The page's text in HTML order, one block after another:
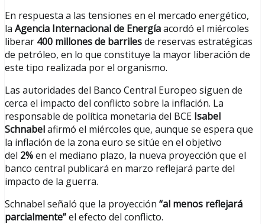
En respuesta a las tensiones en el mercado energético,
la Agencia Internacional de Energíaacordó el miércoles
liberar 400 millones de barrilesde reservas estratégicas
de petróleo, en lo que constituye la mayor liberación de
este tipo realizada por el organismo.
Las autoridades del Banco Central Europeo siguen de
cerca el impacto del conflicto sobre la inflación. La
responsable de política monetaria del BCE Isabel
Schnabelafirmó el miércoles que, aunque se espera que
la inflación de la zona euro se sitúe en el objetivo
del 2%en el mediano plazo, la nueva proyección que el
banco central publicará en marzo reflejará parte del
impacto de la guerra.
Schnabel señaló que la proyección “al menos reflejará
parcialmente”el efecto del conflicto.